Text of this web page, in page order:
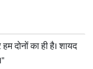
दोनों का ही है। शायद